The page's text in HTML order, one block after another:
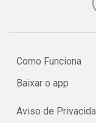
serão vistos os
Como Funciona
Baixar o app
Aviso de